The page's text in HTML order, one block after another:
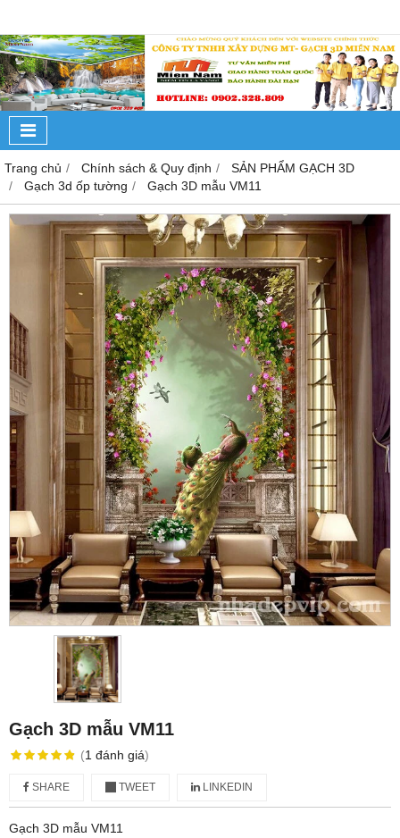
Trang chủ Chính sách & Quy định
SẢN PHẨM GẠCH 3D
Gạch 3d ốp tường
Gạch 3D mẫu VM11
Gạch 3D mẫu VM11
(1 đánh giá)
SHARE TWEET LINKEDIN
Gạch 3D mẫu VM11